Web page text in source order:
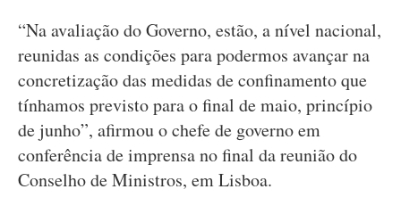
“Na avaliação do Governo, estão, a nível nacional,
reunidas as condições para podermos avançar na
concretização das medidas de confinamento que
tínhamos previsto para o final de maio, princípio
de junho”, afirmou o chefe de governo em
conferência de imprensa no final da reunião do
Conselho de Ministros, em Lisboa.